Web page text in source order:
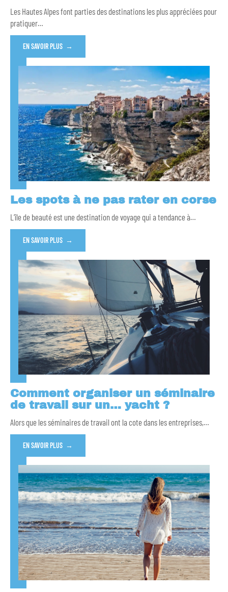
Les Hautes Alpes font parties des destinations les plus appréciées pour
pratiquer…
EN SAVOIR PLUS
Les spots à ne pas rater en corse
L’île de beauté est une destination de voyage qui a tendance à…
EN SAVOIR PLUS
Comment organiser un séminaire
de travail sur un… yacht ?
Alors que les séminaires de travail ont la cote dans les entreprises,…
EN SAVOIR PLUS